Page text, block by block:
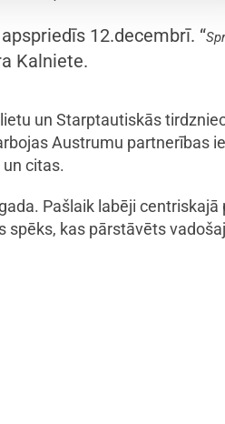
12.decembrī. “
Kalniete.
un Starptautiskās
Austrumu partnerības
citas.
Pašlaik labēji centriskajā
kas pārstāvēts